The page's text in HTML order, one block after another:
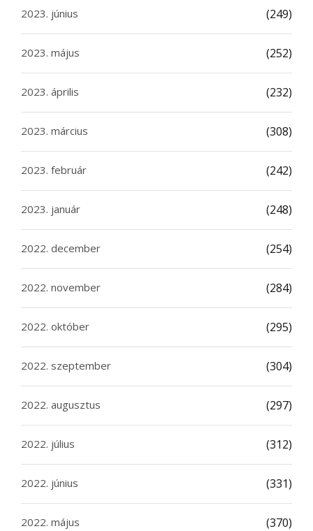
2023. június (249)
2023. május (252)
2023. április (232)
2023. március (308)
2023. február (242)
2023. január (248)
2022. december (254)
2022. november (284)
2022. október (295)
2022. szeptember (304)
2022. augusztus (297)
2022. július (312)
2022. június (331)
2022. május (370)